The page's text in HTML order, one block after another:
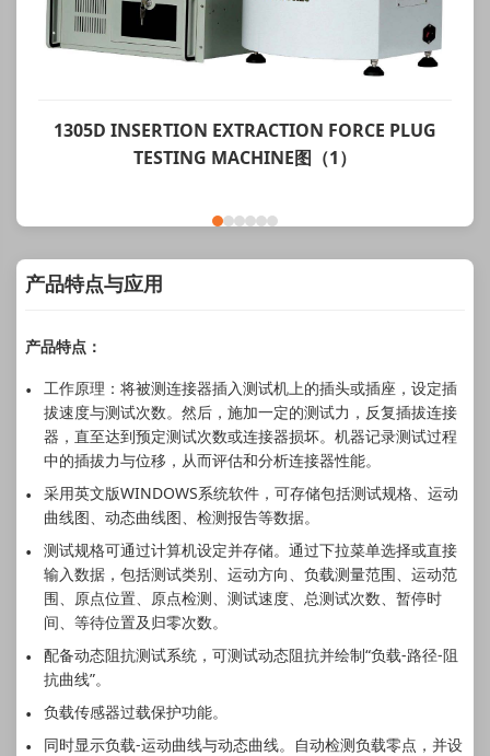
1305D INSERTION EXTRACTION FORCE PLUG
TESTING MACHINE图（1）
产品特点与应用
产品特点：
工作原理：将被测连接器插入测试机上的插头或插座，设定插
拔速度与测试次数。然后，施加一定的测试力，反复插拔连接
器，直至达到预定测试次数或连接器损坏。机器记录测试过程
中的插拔力与位移，从而评估和分析连接器性能。
采用英文版WINDOWS系统软件，可存储包括测试规格、运动
曲线图、动态曲线图、检测报告等数据。
测试规格可通过计算机设定并存储。通过下拉菜单选择或直接
输入数据，包括测试类别、运动方向、负载测量范围、运动范
围、原点位置、原点检测、测试速度、总测试次数、暂停时
间、等待位置及归零次数。
配备动态阻抗测试系统，可测试动态阻抗并绘制“负载-路径-阻
抗曲线”。
负载传感器过载保护功能。
同时显示负载-运动曲线与动态曲线。自动检测负载零点，并设